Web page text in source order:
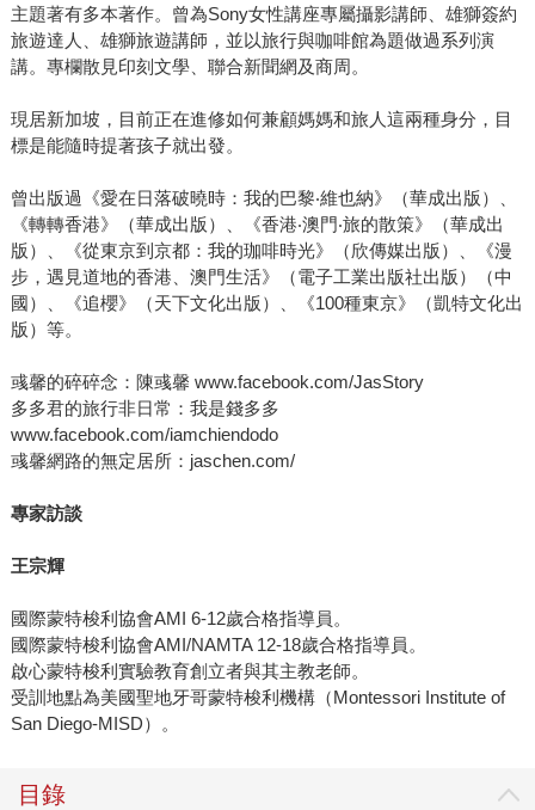
主題著有多本著作。曾為Sony女性講座專屬攝影講師、雄獅簽約
旅遊達人、雄獅旅遊講師，並以旅行與咖啡館為題做過系列演
講。專欄散見印刻文學、聯合新聞網及商周。
現居新加坡，目前正在進修如何兼顧媽媽和旅人這兩種身分，目
標是能隨時提著孩子就出發。
曾出版過《愛在日落破曉時：我的巴黎‧維也納》（華成出版）、
《轉轉香港》（華成出版）、《香港‧澳門‧旅的散策》（華成出
版）、《從東京到京都：我的珈啡時光》（欣傳媒出版）、《漫
步，遇見道地的香港、澳門生活》（電子工業出版社出版）（中
國）、《追櫻》（天下文化出版）、《100種東京》（凱特文化出
版）等。
彧馨的碎碎念：陳彧馨 www.facebook.com/JasStory
多多君的旅行非日常：我是錢多多
www.facebook.com/iamchiendodo
彧馨網路的無定居所：jaschen.com/
專家訪談
王宗輝
國際蒙特梭利協會AMI 6-12歲合格指導員。
國際蒙特梭利協會AMI/NAMTA 12-18歲合格指導員。
啟心蒙特梭利實驗教育創立者與其主教老師。
受訓地點為美國聖地牙哥蒙特梭利機構（Montessori Institute of
San Diego-MISD）。
目錄